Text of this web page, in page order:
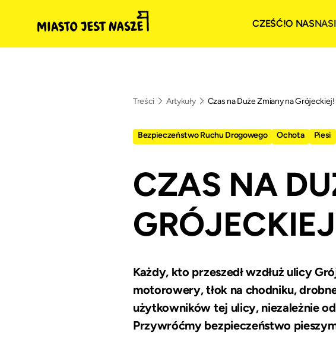
CZEŚĆ!O NAS
Treści Artykuły Czas na Duże Zmiany na
Bezpieczeństwo Ruchu Drogowego Ochota Piesi
CZAS NA
Każdy, kto przeszedł wzdłuż ulicy
motorowery, tłok na chodniku,
użytkowników tej ulicy, niezależnie
Przywróćmy bezpieczeństwo